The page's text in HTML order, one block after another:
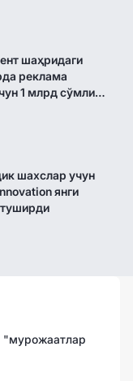
шаҳридаги
реклама
1 млрд сўмлик
шахслар учун
янги
"мурожаатлар